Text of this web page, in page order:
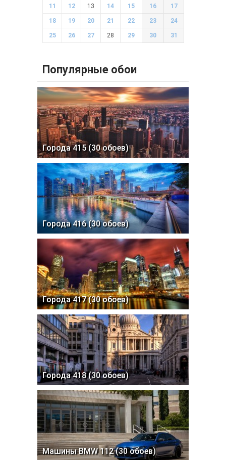
11 12 13 14 15 16 17
18 19 20 21 22 23 24
25 26 27 28 29 30 31
Популярные обои
Города 415 (30 обоев)
Города 416 (30 обоев)
Города 417 (30 обоев)
Города 418 (30 обоев)
Машины BMW 112 (30 обоев)